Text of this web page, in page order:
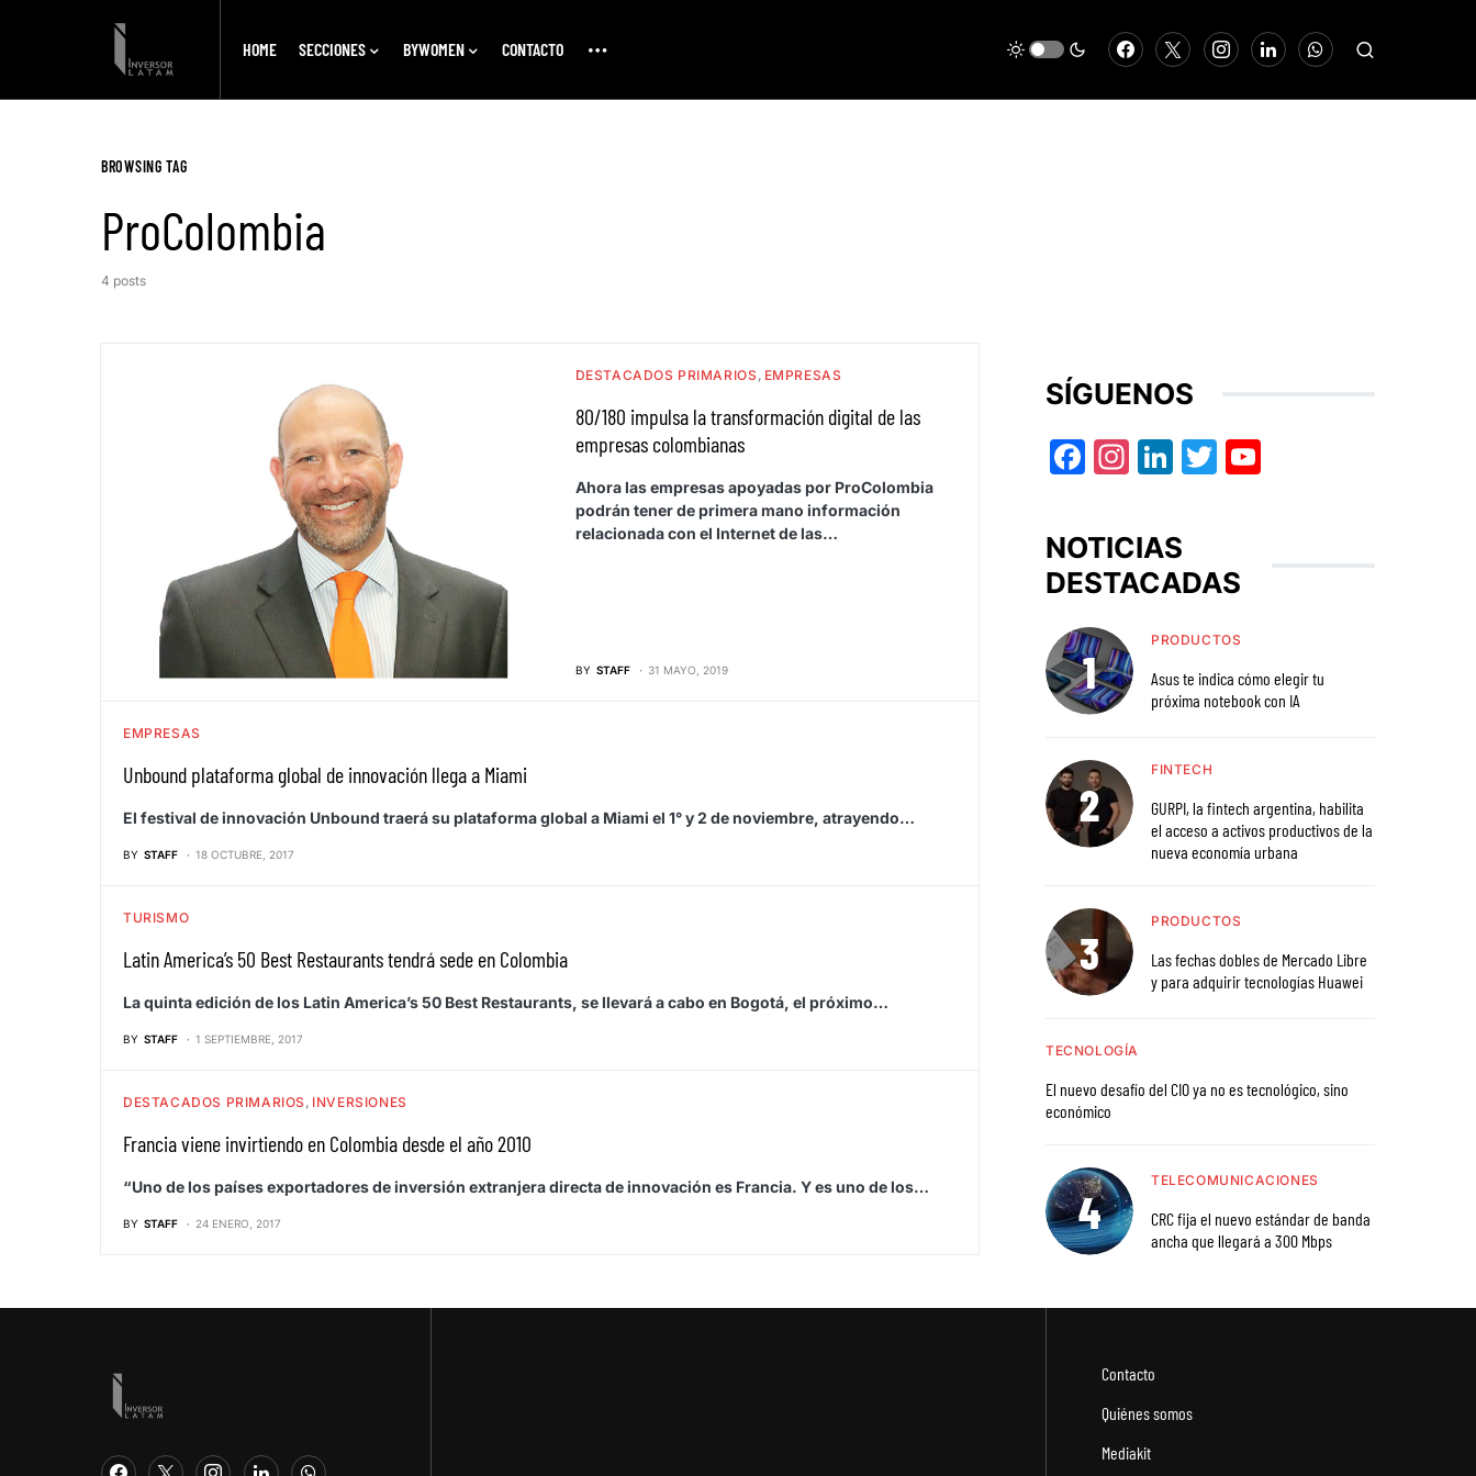
HOME SECCIONES BYWOMEN CONTACTO
BROWSING TAG
ProColombia
4 posts
DESTACADOS PRIMARIOS EMPRESAS
80/180 impulsa la transformación digital de las
empresas colombianas
Ahora las empresas apoyadas por ProColombia
podrán tener de primera mano información
relacionada con el Internet de las…
BY STAFF 31 MAYO, 2019
EMPRESAS
Unbound plataforma global de innovación llega a Miami
El festival de innovación Unbound traerá su plataforma global a Miami el 1° y 2 de noviembre, atrayendo…
BY STAFF 18 OCTUBRE, 2017
TURISMO
Latin America’s 50 Best Restaurants tendrá sede en Colombia
La quinta edición de los Latin America’s 50 Best Restaurants, se llevará a cabo en Bogotá, el próximo…
BY STAFF 1 SEPTIEMBRE, 2017
DESTACADOS PRIMARIOS INVERSIONES
Francia viene invirtiendo en Colombia desde el año 2010
“Uno de los países exportadores de inversión extranjera directa de innovación es Francia. Y es uno de los…
BY STAFF 24 ENERO, 2017
SÍGUENOS
Facebook
Instagram
LinkedIn
Twitter
NOTICIAS
DESTACADAS
PRODUCTOS
Asus te indica cómo elegir tu
próxima notebook con IA
FINTECH
GURPI, la fintech argentina, habilita
el acceso a activos productivos de la
nueva economía urbana
PRODUCTOS
Las fechas dobles de Mercado Libre
y para adquirir tecnologías Huawei
TECNOLOGÍA
El nuevo desafío del CIO ya no es tecnológico, sino
económico
TELECOMUNICACIONES
CRC fija el nuevo estándar de banda
ancha que llegará a 300 Mbps
Contacto
Quiénes somos
Mediakit